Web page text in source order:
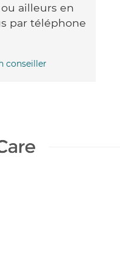
ailleurs en
par téléphone
conseiller